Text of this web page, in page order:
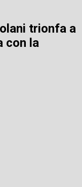
trionfa a
con la